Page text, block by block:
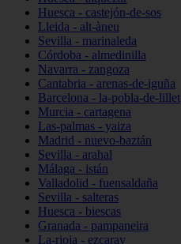
Huesca - castejón-de-sos
Lleida - alt-àneu
Sevilla - marinaleda
Córdoba - almedinilla
Navarra - zangoza
Cantabria - arenas-de-iguña
Barcelona - la-pobla-de-lillet
Murcia - cartagena
Las-palmas - yaiza
Madrid - nuevo-baztán
Sevilla - arahal
Málaga - istán
Valladolid - fuensaldaña
Sevilla - salteras
Huesca - biescas
Granada - pampaneira
La-rioja - ezcaray